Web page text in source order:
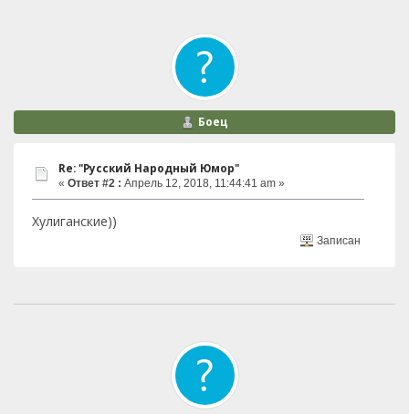
Боец
Re: "Русский Народный Юмор"
« Ответ #2 : Апрель 12, 2018, 11:44:41 am »
Хулиганские))
Записан